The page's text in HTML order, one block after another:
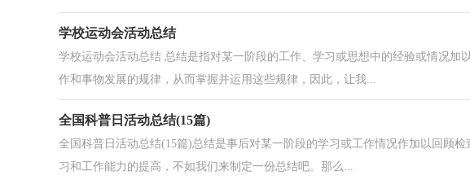
学校运动会活动总结
学校运动会活动总结 总结是指对某一阶段的工作、学习或思想中的经验或情况加
作和事物发展的规律，从而掌握并运用这些规律，因此，让我...
全国科普日活动总结(15篇)
全国科普日活动总结(15篇)总结是事后对某一阶段的学习或工作情况作加以回顾
习和工作能力的提高，不如我们来制定一份总结吧。那么...